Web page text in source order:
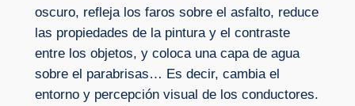
oscuro, refleja los faros sobre el asfalto, reduce
las propiedades de la pintura y el contraste
entre los objetos, y coloca una capa de agua
sobre el parabrisas… Es decir, cambia el
entorno y percepción visual de los conductores.